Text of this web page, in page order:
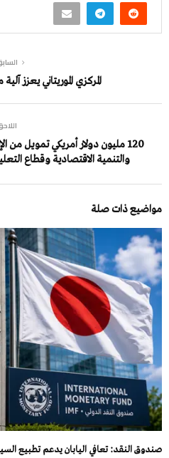
المركزي الموريتاني يعزز
120 مليون دولار أمريكي تمويل من
والتنمية الاقتصادية وقطاع
مواضيع ذات صلة
صندوق النقد: تعافي اليابان يدعم تطبيع